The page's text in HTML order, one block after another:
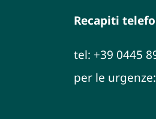
Recapiti
tel: +39 0445
per le